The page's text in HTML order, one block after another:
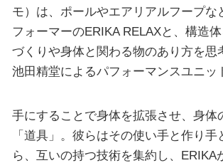
モ）は、ポールやエアリアルフープな
フォーマーのERIKA RELAXと、構造
づくりや身体と関わる物のあり方を思
池田精堂によるパフォーマンスユニッ
手にすることで身体を拡張させ、身体
「道具」。彼らはその使い手と作り手
ら、互いの持つ技術を集約し、ERIKA